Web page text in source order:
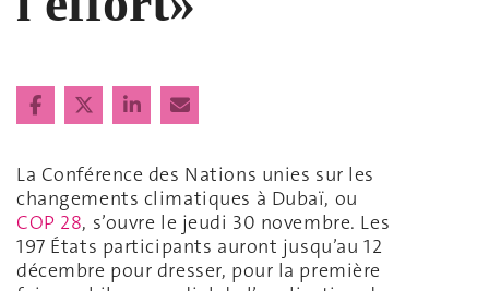
La Conférence des Nations unies sur les
changements climatiques à Dubaï, ou
COP 28, s’ouvre le jeudi 30 novembre. Les
197 États participants auront jusqu’au 12
décembre pour dresser, pour la première